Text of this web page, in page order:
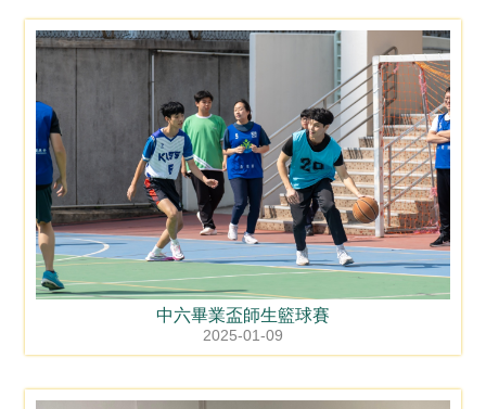
中六畢業盃師生籃球賽
2025-01-09